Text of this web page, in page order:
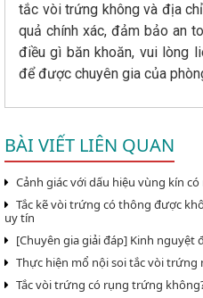
tắc vòi trứng không và địa
quả chính xác, đảm bảo an
điều gì băn khoăn, vui lòng
để được chuyên gia của
BÀI VIẾT LIÊN QUAN
Cảnh giác với dấu hiệu vùng kín
Tắc kẽ vòi trứng có thông được
uy tín
[Chuyên gia giải đáp] Kinh
Thực hiện mổ nội soi tắc vòi
Tắc vòi trứng có rụng trứng